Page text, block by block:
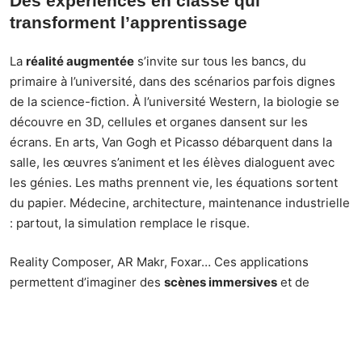
transforment l’apprentissage
La réalité augmentée s’invite sur tous les bancs, du
primaire à l’université, dans des scénarios parfois dignes
de la science-fiction. À l’université Western, la biologie se
découvre en 3D, cellules et organes dansent sur les
écrans. En arts, Van Gogh et Picasso débarquent dans la
salle, les œuvres s’animent et les élèves dialoguent avec
les génies. Les maths prennent vie, les équations sortent
du papier. Médecine, architecture, maintenance industrielle
: partout, la simulation remplace le risque.
Reality Composer, AR Makr, Foxar… Ces applications
permettent d’imaginer des scènes immersives et de